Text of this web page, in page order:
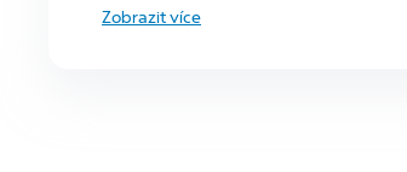
Zobrazit více